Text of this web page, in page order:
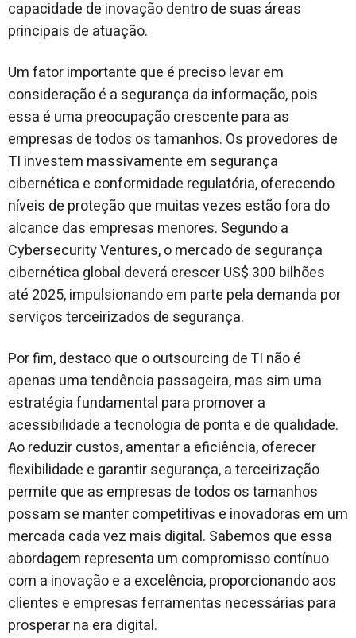
capacidade de inovação dentro de suas áreas
principais de atuação.
Um fator importante que é preciso levar em
consideração é a segurança da informação, pois
essa é uma preocupação crescente para as
empresas de todos os tamanhos. Os provedores de
TI investem massivamente em segurança
cibernética e conformidade regulatória, oferecendo
níveis de proteção que muitas vezes estão fora do
alcance das empresas menores. Segundo a
Cybersecurity Ventures, o mercado de segurança
cibernética global deverá crescer US$ 300 bilhões
até 2025, impulsionando em parte pela demanda por
serviços terceirizados de segurança.
Por fim, destaco que o outsourcing de TI não é
apenas uma tendência passageira, mas sim uma
estratégia fundamental para promover a
acessibilidade a tecnologia de ponta e de qualidade.
Ao reduzir custos, amentar a eficiência, oferecer
flexibilidade e garantir segurança, a terceirização
permite que as empresas de todos os tamanhos
possam se manter competitivas e inovadoras em um
mercada cada vez mais digital. Sabemos que essa
abordagem representa um compromisso contínuo
com a inovação e a excelência, proporcionando aos
clientes e empresas ferramentas necessárias para
prosperar na era digital.